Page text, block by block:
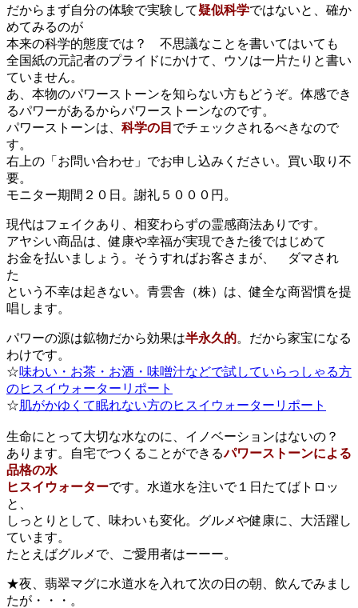
だからまず自分の体験で実験して疑似科学ではないと、確か
めてみるのが
本来の科学的態度では？ 不思議なことを書いてはいても
全国紙の元記者のプライドにかけて、ウソは一片たりと書い
ていません。
あ、本物のパワーストーンを知らない方もどうぞ。体感でき
るパワーがあるからパワーストーンなのです。
パワーストーンは、 科学の目 でチェックされるべきなので
す。
右上の「お問い合わせ」でお申し込みください。買い取り不
要。
モニター期間２０日。謝礼５０００円。
現代はフェイクあり、相変わらずの霊感商法ありです。
アヤシい商品は、健康や幸福が実現できた後ではじめて
お金を払いましょう。そうすればお客さまが、 ダマされ
た
という不幸は起きない。青雲舎（株）は、健全な商習慣を提
唱します。
パワーの源は鉱物だから効果は半永久的。だから家宝になる
わけです。
☆味わい・お茶・お酒・味噌汁などで試していらっしゃる方
のヒスイウォーターリポート
☆肌がかゆくて眠れない方のヒスイウォーターリポート
生命にとって大切な水なのに、イノベーションはないの？
あります。自宅でつくることができるパワーストーンによる
品格の水
ヒスイウォーターです。水道水を注いで１日たてばトロッ
と、
しっとりとして、味わいも変化。グルメや健康に、大活躍し
ています。
たとえばグルメで、ご愛用者はーーー。
★夜、翡翠マグに水道水を入れて次の日の朝、飲んでみまし
たが・・・。